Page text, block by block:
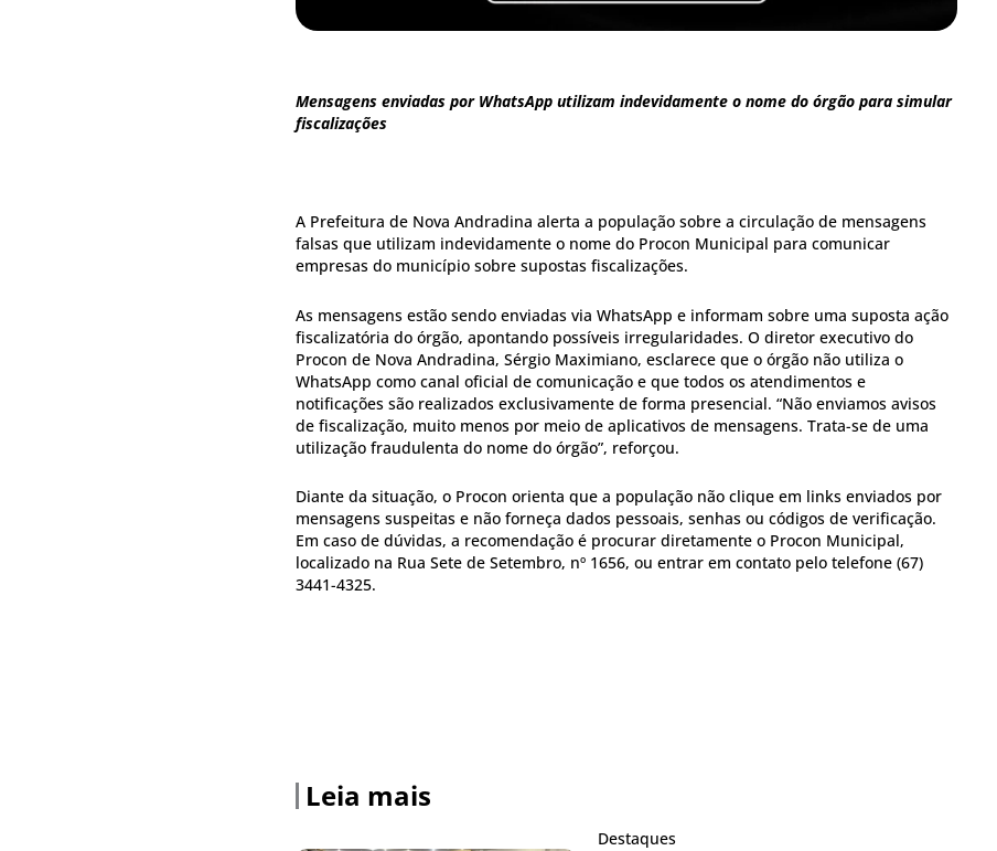
Mensagens enviadas por WhatsApp utilizam indevidamente o nome do órgão para simular
fiscalizações
A Prefeitura de Nova Andradina alerta a população sobre a circulação de mensagens
falsas que utilizam indevidamente o nome do Procon Municipal para comunicar
empresas do município sobre supostas fiscalizações.
As mensagens estão sendo enviadas via WhatsApp e informam sobre uma suposta ação
fiscalizatória do órgão, apontando possíveis irregularidades. O diretor executivo do
Procon de Nova Andradina, Sérgio Maximiano, esclarece que o órgão não utiliza o
WhatsApp como canal oficial de comunicação e que todos os atendimentos e
notificações são realizados exclusivamente de forma presencial. “Não enviamos avisos
de fiscalização, muito menos por meio de aplicativos de mensagens. Trata-se de uma
utilização fraudulenta do nome do órgão”, reforçou.
Diante da situação, o Procon orienta que a população não clique em links enviados por
mensagens suspeitas e não forneça dados pessoais, senhas ou códigos de verificação.
Em caso de dúvidas, a recomendação é procurar diretamente o Procon Municipal,
localizado na Rua Sete de Setembro, nº 1656, ou entrar em contato pelo telefone (67)
3441-4325.
Leia mais
Destaques